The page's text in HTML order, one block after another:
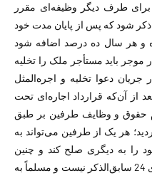
طرف دیگر وظیفه‌ای مقرر
ذکر شود که پس از پایان مدت خود
و هر سال ده درصد اضافه شود
باید مستأجر ملک را تخلیه
دعوا تخلیه و اجره‌المثل
از آن‌که قرارداد اجاره‌ای تحت
حقوق و وظایف طرفین بر طبق
هر یک از طرفین می‌تواند به
را به دیگری صلح کند و چنین
قرارداد و صلحی مسلماً مشمول ماده‌ی 24 سابق‌الذکر نیست و مسلماً به